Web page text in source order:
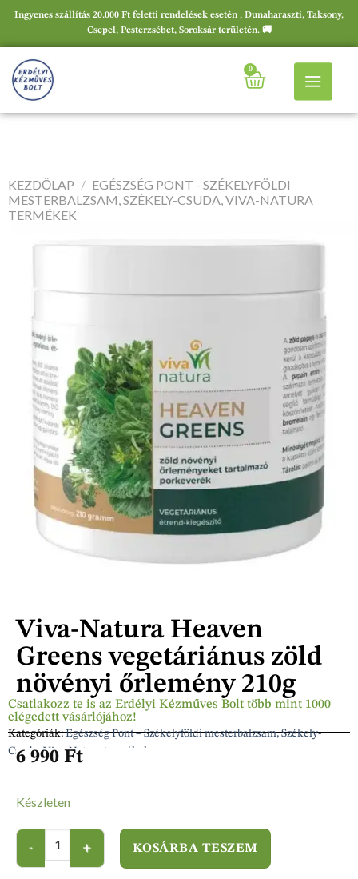
Ingyenes szállítás 20.000 Ft feletti rendelések esetén , Dunaharaszti, Taksony,
Csepel, Pesterzsébet, Soroksár területén. 🚚
0
Csatlakozz te is az Erdélyi Kézműves Bolt több mint 1000
elégedett vásárlójához!
Kategóriák:Egészség Pont – Székelyföldi mesterbalzsam, Székely-
Csuda, Viva-Natura termékek
Viva-Natura Heaven
Greens vegetáriánus zöld
növényi őrlemény 210g
6 990 Ft
Készleten
KOSÁRBA TESZEM
KEZDŐLAP / EGÉSZSÉG PONT - SZÉKELYFÖLDI
MESTERBALZSAM, SZÉKELY-CSUDA, VIVA-NATURA
TERMÉKEK